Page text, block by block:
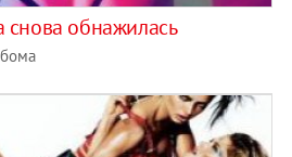
обнажилась